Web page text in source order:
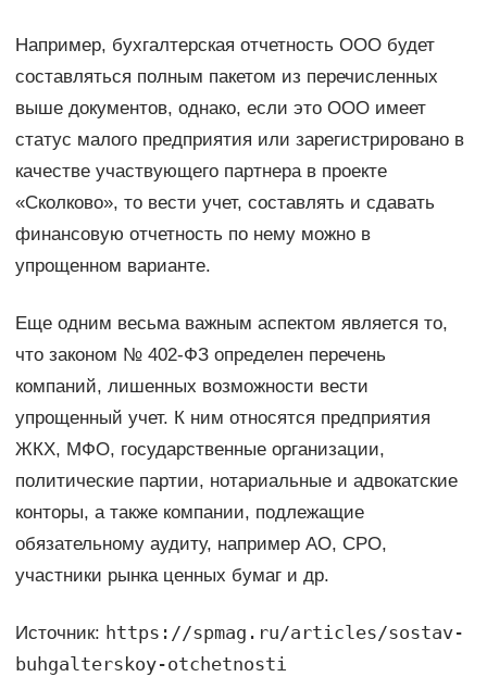
Например, бухгалтерская отчетность ООО будет
составляться полным пакетом из перечисленных
выше документов, однако, если это ООО имеет
статус малого предприятия или зарегистрировано в
качестве участвующего партнера в проекте
«Сколково», то вести учет, составлять и сдавать
финансовую отчетность по нему можно в
упрощенном варианте.
Еще одним весьма важным аспектом является то,
что законом № 402-ФЗ определен перечень
компаний, лишенных возможности вести
упрощенный учет. К ним относятся предприятия
ЖКХ, МФО, государственные организации,
политические партии, нотариальные и адвокатские
конторы, а также компании, подлежащие
обязательному аудиту, например АО, СРО,
участники рынка ценных бумаг и др.
Источник: https://spmag.ru/articles/sostav-
buhgalterskoy-otchetnosti